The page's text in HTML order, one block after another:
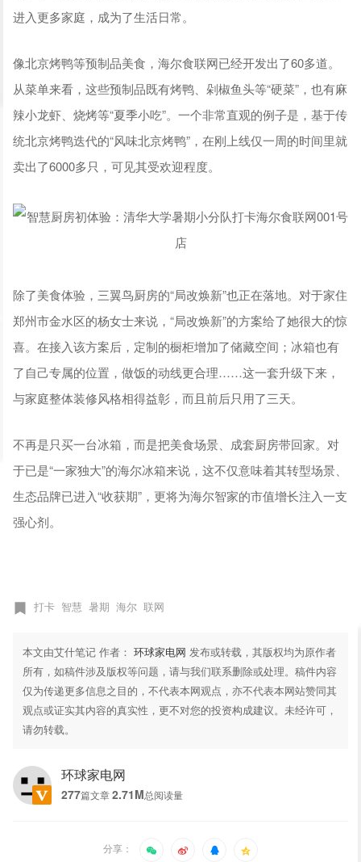
进入更多家庭，成为了生活日常。
像北京烤鸭等预制品美食，海尔食联网已经开发出了60多道。
从菜单来看，这些预制品既有烤鸭、剁椒鱼头等“硬菜”，也有麻
辣小龙虾、烧烤等“夏季小吃”。一个非常直观的例子是，基于传
统北京烤鸭迭代的“风味北京烤鸭”，在刚上线仅一周的时间里就
卖出了6000多只，可见其受欢迎程度。
除了美食体验，三翼鸟厨房的“局改焕新”也正在落地。对于家住
郑州市金水区的杨女士来说，“局改焕新”的方案给了她很大的惊
喜。在接入该方案后，定制的橱柜增加了储藏空间；冰箱也有
了自己专属的位置，做饭的动线更合理……这一套升级下来，
与家庭整体装修风格相得益彰，而且前后只用了三天。
不再是只买一台冰箱，而是把美食场景、成套厨房带回家。对
于已是“一家独大”的海尔冰箱来说，这不仅意味着其转型场景、
生态品牌已进入“收获期”，更将为海尔智家的市值增长注入一支
强心剂。
打卡 智慧 暑期 海尔 联网
本文由艾什笔记 作者：环球家电网 发布或转载，其版权均为原作者
所有，如稿件涉及版权等问题，请与我们联系删除或处理。稿件内容
仅为传递更多信息之目的，不代表本网观点，亦不代表本网站赞同其
观点或证实其内容的真实性，更不对您的投资构成建议。未经许可，
请勿转载。
环球家电网
277篇文章 2.71M总阅读量
分享：